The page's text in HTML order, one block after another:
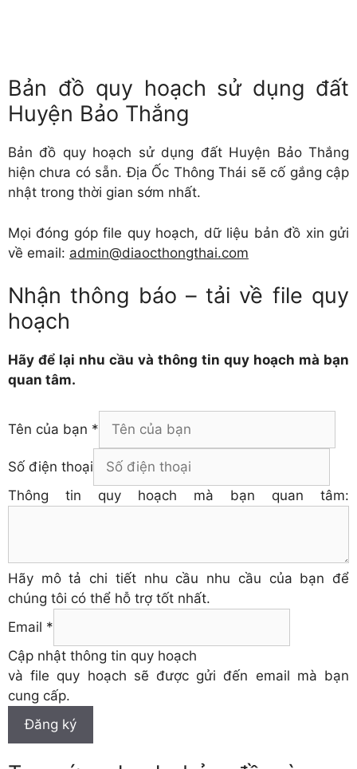
Bản đồ quy hoạch sử dụng đất
Huyện Bảo Thắng
Bản đồ quy hoạch sử dụng đất Huyện Bảo Thắng
hiện chưa có sẵn. Địa Ốc Thông Thái sẽ cố gắng cập
nhật trong thời gian sớm nhất.
Mọi đóng góp file quy hoạch, dữ liệu bản đồ xin gửi
về email: admin@diaocthongthai.com
Nhận thông báo – tải về file quy
hoạch
Hãy để lại nhu cầu và thông tin quy hoạch mà bạn
quan tâm.
Tên của bạn *
Số điện thoại
Thông tin quy hoạch mà bạn quan tâm:
Hãy mô tả chi tiết nhu cầu nhu cầu của bạn để
chúng tôi có thể hỗ trợ tốt nhất.
Email *
Cập nhật thông tin quy hoạch
và file quy hoạch sẽ được gửi đến email mà bạn
cung cấp.
Đăng ký